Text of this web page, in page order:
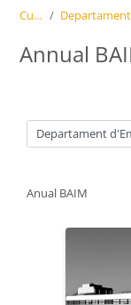
Cursos
Annual
Categories de
Anual BAIM